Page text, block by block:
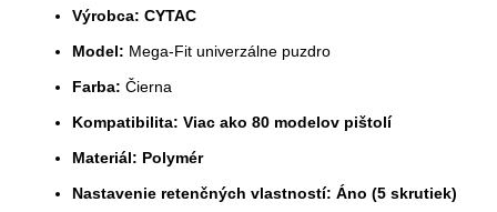
Výrobca: CYTAC
Model: Mega-Fit univerzálne puzdro
Farba: Čierna
Kompatibilita: Viac ako 80 modelov pištolí
Materiál: Polymér
Nastavenie retenčných vlastností: Áno (5 skrutiek)